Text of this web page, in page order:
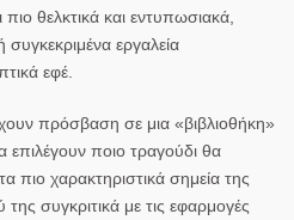
πιο θελκτικά και εντυπωσιακά,
εργαλεία
εφέ.
πρόσβαση σε μια «βιβλιοθήκη»
ποιο τραγούδι θα
πιο χαρακτηριστικά σημεία της
συγκριτικά με τις εφαρμογές